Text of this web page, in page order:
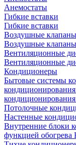
Анемостаты
Гибкие вставки
Гибкие вставки
Воздушные клапаны
Воздушные клапаны
Вентиляционные
Вентиляционные
Кондиционеры
Бытовые системы
кондиционирования
кондиционирования
Потолочные
Настенные
Внутренние блоки
функцией обогрева